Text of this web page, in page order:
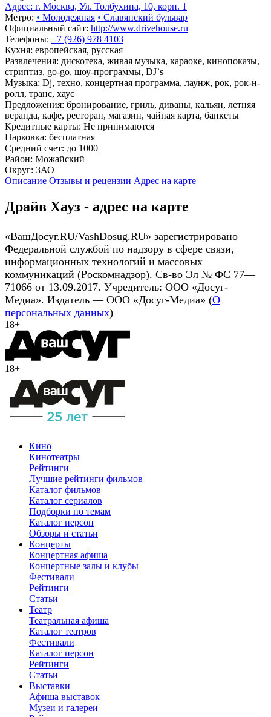
Адрес: г. Москва, Ул. Толбухина, 10, корп. 1
Метро: • Молодежная • Славянский бульвар
Официальный сайт: http://www.drivehouse.ru
Телефоны: +7 (926) 978 4103
Кухня: европейская, русская
Развлечения: дискотека, живая музыка, караоке, кинопоказы,
стриптиз, go-go, шоу-программы, DJ`s
Музыка: Dj, техно, концертная программа, лаунж, рок, рок-н-
ролл, транс, хаус
Предложения: бронирование, гриль, диваны, кальян, летняя
веранда, кафе, ресторан, магазин, чайная карта, банкеты
Кредитные карты: Не принимаются
Парковка: бесплатная
Средний счет: до 1000
Район: Можайский
Округ: ЗАО
Описание Отзывы и рецензии Адрес на карте
Драйв Хауз - адрес на карте
«ВашДосуг.RU/VashDosug.RU» зарегистрировано
Федеральной службой по надзору в сфере связи,
информационных технологий и массовых
коммуникаций (Роскомнадзор). Св-во Эл № ФС 77—
71066 от 13.09.2017. Учредитель: ООО «Досуг-
Медиа». Издатель — ООО «Досуг-Медиа» (О
персональных данных)
18+
18+
Кино
Кинотеатры
Рейтинги
Лучшие рейтинги фильмов
Каталог фильмов
Каталог сериалов
Подборки по темам
Каталог персон
Обзоры и статьи
Концерты
Концертная афиша
Концертные залы и клубы
Фестивали
Рейтинги
Статьи
Театр
Театральная афиша
Каталог театров
Фестивали
Каталог персон
Рейтинги
Статьи
Выставки
Афиша выставок
Музеи и галереи